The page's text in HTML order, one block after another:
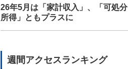
26年5月は「家計収入」、「可処分
所得」ともプラスに
週間アクセスランキング